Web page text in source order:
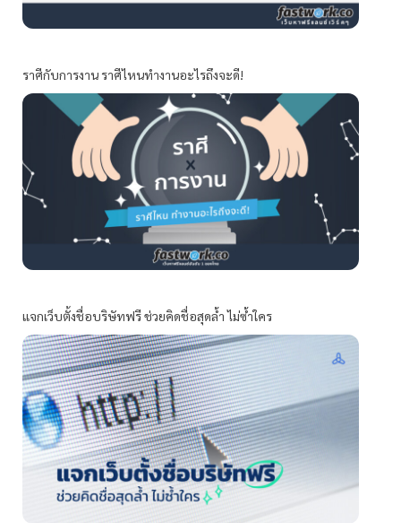
ราศีกับการงาน ราศีไหนทำงานอะไรถึงจะดี!
แจกเว็บตั้งชื่อบริษัทฟรี ช่วยคิดชื่อสุดล้ำ ไม่ซ้ำใคร